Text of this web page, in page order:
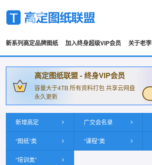
新系列高定品牌图纸 加入终身超级VIP会员 关于老李
高定图纸联盟 - 终身VIP会员
容量大于4TB 所有资料打包 共享云网盘
永久更新
新增高定 广交会名录
“图纸”类 “课程”类
“培训类”